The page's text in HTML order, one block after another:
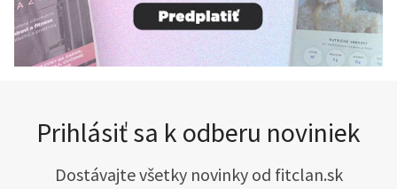
Prihlásiť sa k odberu noviniek
Dostávajte všetky novinky od fitclan.sk